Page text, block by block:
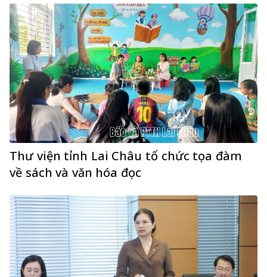
Thư viện tỉnh Lai Châu tổ chức tọa đàm
về sách và văn hóa đọc